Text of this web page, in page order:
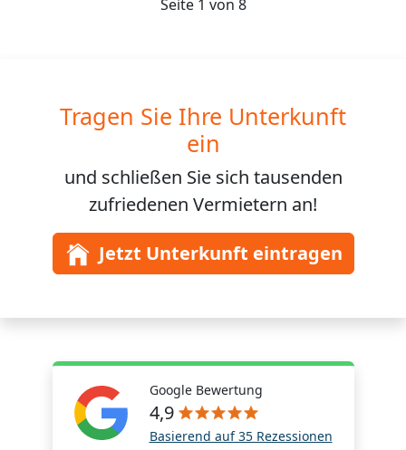
Seite 1 von 8
Tragen Sie Ihre Unterkunft
ein
und schließen Sie sich tausenden
zufriedenen Vermietern an!
Jetzt Unterkunft eintragen
Google Bewertung
4,9
Basierend auf 35 Rezessionen